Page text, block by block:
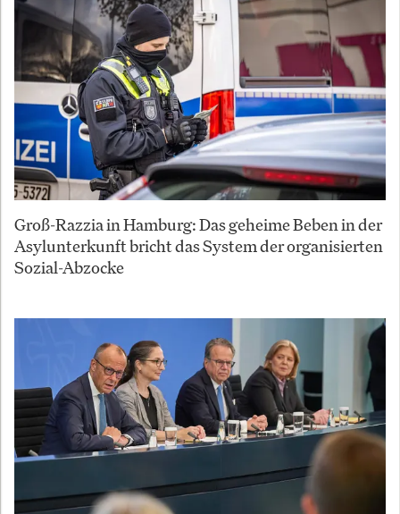
Groß-Razzia in Hamburg: Das geheime Beben in der
Asylunterkunft bricht das System der organisierten
Sozial-Abzocke